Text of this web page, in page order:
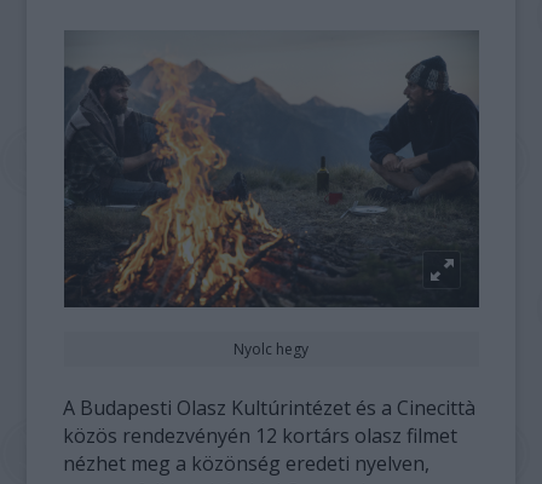
Nyolc hegy
A Budapesti Olasz Kultúrintézet és a Cinecittà
közös rendezvényén 12 kortárs olasz filmet
nézhet meg a közönség eredeti nyelven,